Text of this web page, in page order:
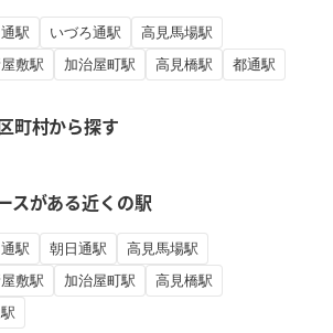
駅 いづろ通駅
高見馬場駅
敷駅 加治屋町駅 高見橋駅
都通駅
町村から探す
スがある近くの駅
駅 朝日通駅
高見馬場駅
敷駅 加治屋町駅
高見橋駅